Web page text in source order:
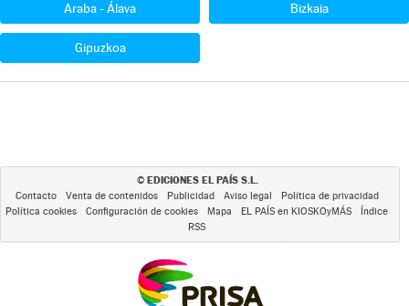
Araba - Álava Bizkaia
Gipuzkoa
© EDICIONES EL PAÍS S.L.
Contacto Venta de contenidos Publicidad Aviso legal
Política de privacidad
Política cookies
Configuración de cookies Mapa EL PAÍS en KIOSKOyMÁS
Índice
RSS